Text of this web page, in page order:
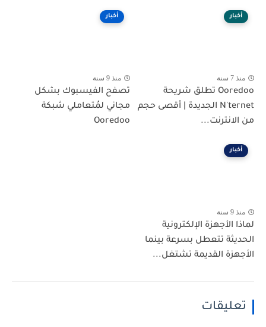
أخبار
منذ 7 سنة
Ooredoo تطلق شريحة
N'ternet الجديدة | أقصى حجم
من الانترنت...
أخبار
منذ 9 سنة
تصفح الفيسبوك بشكل
مجاني لمُتعاملي شبكة
Ooredoo
أخبار
منذ 9 سنة
لماذا الأجهزة الإلكترونية
الحديثة تتعطل بسرعة بينما
الأجهزة القديمة تشتغل...
تعليقات